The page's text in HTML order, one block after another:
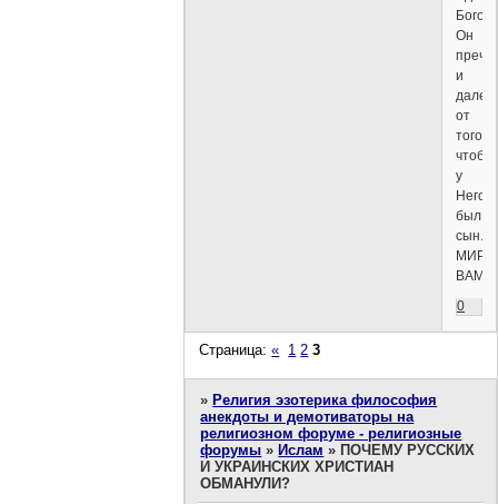
Богом.
Он
и
далек
от
того,
чтобы
у
Него
был
сын.
МИР
ВАМ
0
Страница:« 1 2 3
» Религия эзотерика философия
анекдоты и демотиваторы на
религиозном форуме - религиозные
форумы » Ислам » ПОЧЕМУ РУССКИХ
И УКРАИНСКИХ ХРИСТИАН
ОБМАНУЛИ?